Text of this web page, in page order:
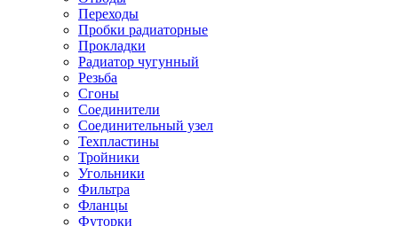
Переходы
Пробки радиаторные
Прокладки
Радиатор чугунный
Резьба
Сгоны
Соединители
Соединительный узел
Техпластины
Тройники
Угольники
Фильтра
Фланцы
Футорки